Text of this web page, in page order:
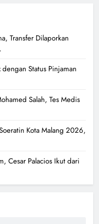
Transfer Dilaporkan
Status Pinjaman
Salah, Tes Medis
Kota Malang 2026,
Cesar Palacios Ikut dari